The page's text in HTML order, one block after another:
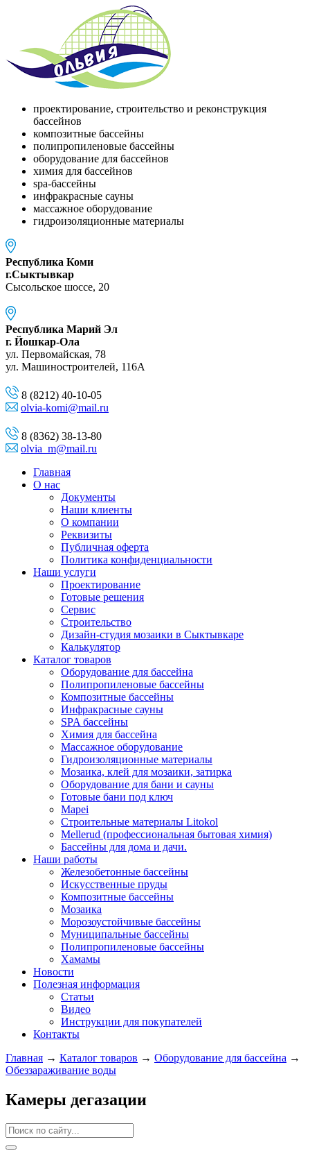
проектирование, строительство и реконструкция
бассейнов
композитные бассейны
полипропиленовые бассейны
оборудование для бассейнов
химия для бассейнов
spa-бассейны
инфракрасные сауны
массажное оборудование
гидроизоляционные материалы
Республика Коми
г.Сыктывкар
Сысольское шоссе, 20
Республика Марий Эл
г. Йошкар-Ола
ул. Первомайская, 78
ул. Машиностроителей, 116A
8 (8212) 40-10-05
olvia-komi@mail.ru
8 (8362) 38-13-80
olvia_m@mail.ru
Главная
О нас
Документы
Наши клиенты
О компании
Реквизиты
Публичная оферта
Политика конфиденциальности
Наши услуги
Проектирование
Готовые решения
Сервис
Строительство
Дизайн-студия мозаики в Сыктывкаре
Калькулятор
Каталог товаров
Оборудование для бассейна
Полипропиленовые бассейны
Композитные бассейны
Инфракрасные сауны
SPA бассейны
Химия для бассейна
Массажное оборудование
Гидроизоляционные материалы
Мозаика, клей для мозаики, затирка
Оборудование для бани и сауны
Готовые бани под ключ
Mapei
Строительные материалы Litokol
Mellerud (профессиональная бытовая химия)
Бассейны для дома и дачи.
Наши работы
Железобетонные бассейны
Искусственные пруды
Композитные бассейны
Мозаика
Морозоустойчивые бассейны
Муниципальные бассейны
Полипропиленовые бассейны
Хамамы
Новости
Полезная информация
Статьи
Видео
Инструкции для покупателей
Контакты
Главная → Каталог товаров → Оборудование для бассейна →
Обеззараживание воды
Камеры дегазации